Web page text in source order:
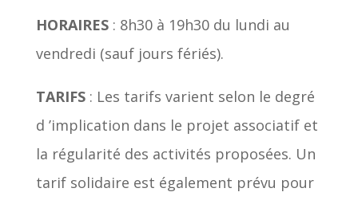
HORAIRES: 8h30 à 19h30 du lundi au
vendredi (sauf jours fériés).
TARIFS: Les tarifs varient selon le degré
d ’implication dans le projet associatif et
la régularité des activités proposées. Un
tarif solidaire est également prévu pour